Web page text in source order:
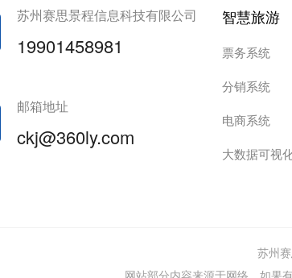
苏州赛思景程信息科技有限公司
19901458981
邮箱地址
ckj@360ly.com
智慧旅游
票务系统
分销系统
电商系统
大数据可视
苏州